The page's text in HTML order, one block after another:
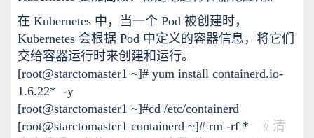
在 Kubernetes 中，当一个 Pod 被创建时，
Kubernetes 会根据 Pod 中定义的容器信息，将它们
交给容器运行时来创建和运行。
[root@starctomaster1 ~]# yum install containerd.io-
1.6.22* -y
[root@starctomaster1 ~]#cd /etc/containerd
[root@starctomaster1 containerd ~]# rm -rf *
# 清